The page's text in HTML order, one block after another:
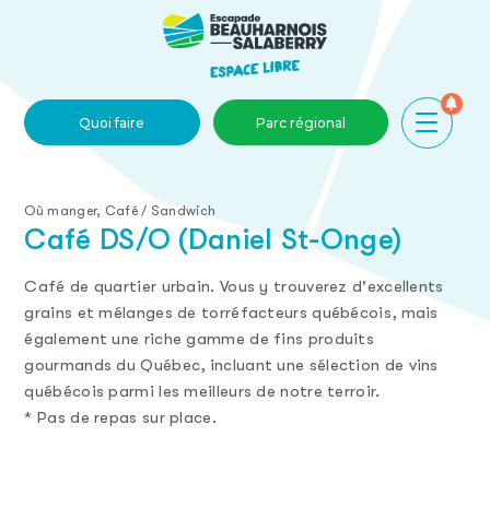
Skip to main content
Quoi faire Parc régional
Où manger, Café / Sandwich
Café DS/O (Daniel St-Onge)
Café de quartier urbain. Vous y trouverez d'excellents
grains et mélanges de torréfacteurs québécois, mais
également une riche gamme de fins produits
gourmands du Québec, incluant une sélection de vins
québécois parmi les meilleurs de notre terroir.
* Pas de repas sur place.